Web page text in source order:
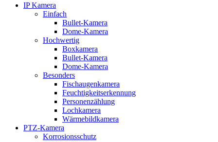
IP Kamera
Einfach
Bullet-Kamera
Dome-Kamera
Hochwertig
Boxkamera
Bullet-Kamera
Dome-Kamera
Besonders
Fischaugenkamera
Feuchtigkeitserkennung
Personenzählung
Lochkamera
Wärmebildkamera
PTZ-Kamera
Korrosionsschutz